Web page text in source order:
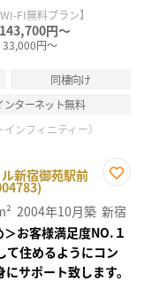
FI無料プラン】
円～
円～
同棲向け
ンターネット無料
ンフィニティー）
新宿御苑駅前
に入
り登
録
2004年10月築 新宿
お客様満足度NO.１
住めるようにコン
サポート致します。